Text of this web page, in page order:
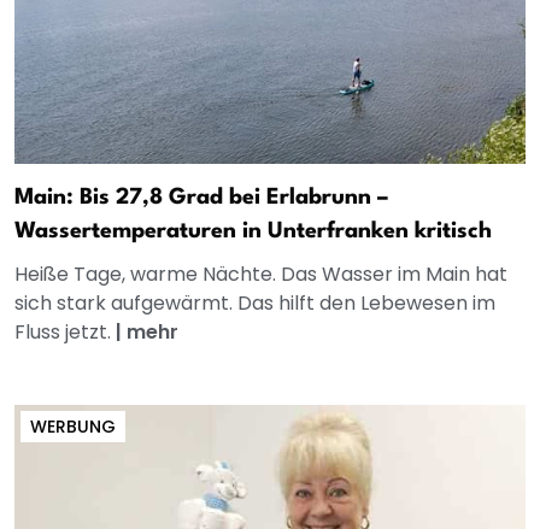
Main: Bis 27,8 Grad bei Erlabrunn –
Wassertemperaturen in Unterfranken kritisch
Heiße Tage, warme Nächte. Das Wasser im Main hat
sich stark aufgewärmt. Das hilft den Lebewesen im
Fluss jetzt. | mehr
WERBUNG